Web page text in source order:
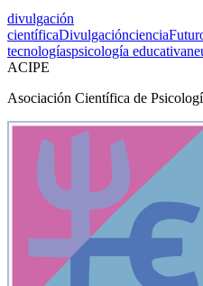
divulgación
científicaDivulgaciónciencia
tecnologíaspsicología educativa
ACIPE
Asociación Científica de